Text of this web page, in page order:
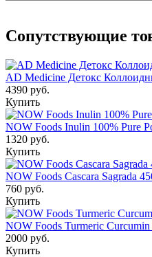
Сопутствующие
AD Medicine Детокс
4390 руб.
Купить
NOW Foods Inulin 100% Pure
1320 руб.
Купить
NOW Foods Cascara Sagrada
760 руб.
Купить
NOW Foods Turmeric Curcumin
2000 руб.
Купить